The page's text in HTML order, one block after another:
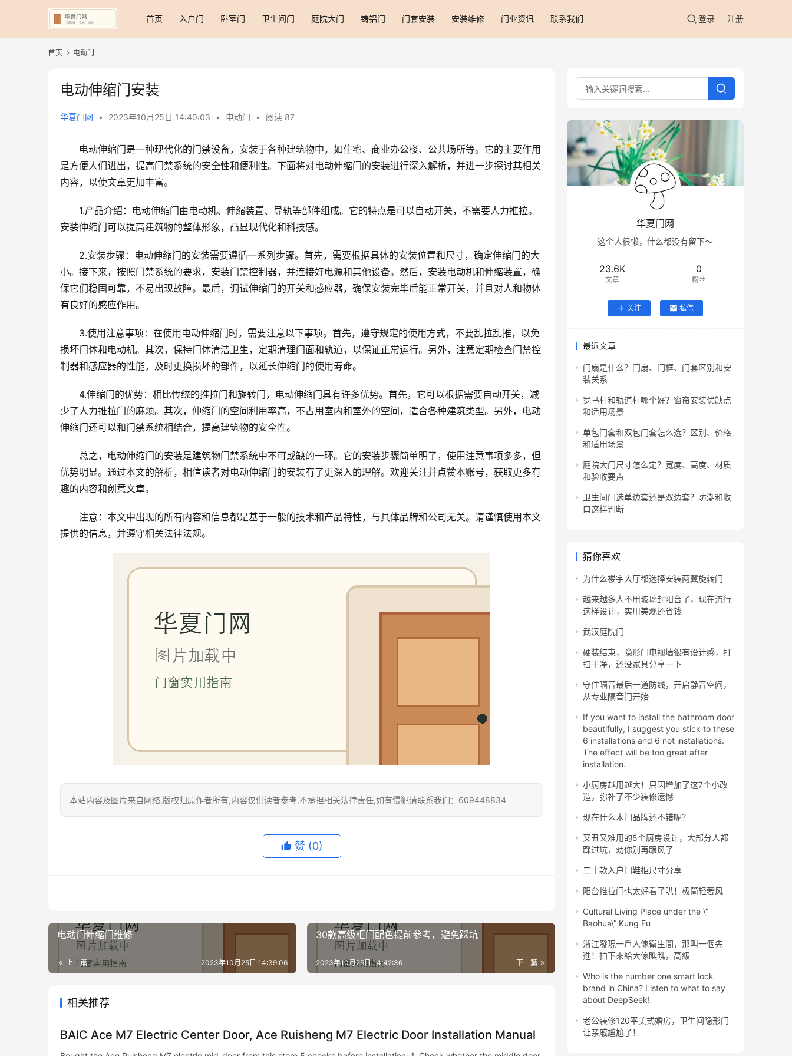
首页 入户门 卧室门 卫生间门 庭院大门 铸铝门 门套安装 安装维修 门业资讯 联系我们 登录 注册
首页 电动门
电动伸缩门安装
华夏门网 • 2023年10月25日 14:40:03 • 电动门 • 阅读 87
电动伸缩门是一种现代化的门禁设备，安装于各种建筑物中，如住宅、商业办公楼、公共场所等。它的主要作用
是方便人们进出，提高门禁系统的安全性和便利性。下面将对电动伸缩门的安装进行深入解析，并进一步探讨其相关
内容，以使文章更加丰富。
1.产品介绍：电动伸缩门由电动机、伸缩装置、导轨等部件组成。它的特点是可以自动开关，不需要人力推拉。
安装伸缩门可以提高建筑物的整体形象，凸显现代化和科技感。
2.安装步骤：电动伸缩门的安装需要遵循一系列步骤。首先，需要根据具体的安装位置和尺寸，确定伸缩门的大
小。接下来，按照门禁系统的要求，安装门禁控制器，并连接好电源和其他设备。然后，安装电动机和伸缩装置，确
保它们稳固可靠，不易出现故障。最后，调试伸缩门的开关和感应器，确保安装完毕后能正常开关，并且对人和物体
有良好的感应作用。
3.使用注意事项：在使用电动伸缩门时，需要注意以下事项。首先，遵守规定的使用方式，不要乱拉乱推，以免
损坏门体和电动机。其次，保持门体清洁卫生，定期清理门面和轨道，以保证正常运行。另外，注意定期检查门禁控
制器和感应器的性能，及时更换损坏的部件，以延长伸缩门的使用寿命。
4.伸缩门的优势：相比传统的推拉门和旋转门，电动伸缩门具有许多优势。首先，它可以根据需要自动开关，减
少了人力推拉门的麻烦。其次，伸缩门的空间利用率高，不占用室内和室外的空间，适合各种建筑类型。另外，电动
伸缩门还可以和门禁系统相结合，提高建筑物的安全性。
总之，电动伸缩门的安装是建筑物门禁系统中不可或缺的一环。它的安装步骤简单明了，使用注意事项多多，但
优势明显。通过本文的解析，相信读者对电动伸缩门的安装有了更深入的理解。欢迎关注并点赞本账号，获取更多有
趣的内容和创意文章。
注意：本文中出现的所有内容和信息都是基于一般的技术和产品特性，与具体品牌和公司无关。请谨慎使用本文
提供的信息，并遵守相关法律法规。
本站内容及图片来自网络,版权归原作者所有,内容仅供读者参考,不承担相关法律责任,如有侵犯请联系我们：609448834
赞 (0)
电动门伸缩门维修
上一篇 2023年10月25日 14:39:06
30款高级柜门配色提前参考，避免踩坑
下一篇
2023年10月25日 14:42:36
相关推荐
BAIC Ace M7 Electric Center Door, Ace Ruisheng M7 Electric Door Installation Manual
华夏门网
这个人很懒，什么都没有留下～
23.6K
文章
0
粉丝
关注 私信
最近文章
门扇是什么？门扇、门框、门套区别和安
装关系
罗马杆和轨道杆哪个好？窗帘安装优缺点
和适用场景
单包门套和双包门套怎么选？区别、价格
和适用场景
庭院大门尺寸怎么定？宽度、高度、材质
和验收要点
卫生间门选单边套还是双边套？防潮和收
口这样判断
猜你喜欢
为什么楼宇大厅都选择安装两翼旋转门
越来越多人不用玻璃封阳台了，现在流行
这样设计，实用美观还省钱
武汉庭院门
硬装结束，隐形门电视墙很有设计感，打
扫干净，还没家具分享一下
守住隔音最后一道防线，开启静音空间，
从专业隔音门开始
If you want to install the bathroom door
beautifully, I suggest you stick to these
6 installations and 6 not installations.
The effect will be too great after
installation.
小厨房越用越大！只因增加了这7个小改
造，弥补了不少装修遗憾
现在什么木门品牌还不错呢？
又丑又难用的5个厨房设计，大部分人都
踩过坑，劝你别再跟风了
二十款入户门鞋柜尺寸分享
阳台推拉门也太好看了叭！极简轻奢风
Cultural Living Place under the \”
Baohua\” Kung Fu
浙江發現一戶人傢衛生間，那叫一個先
進！拍下來給大傢瞧瞧，高級
Who is the number one smart lock
brand in China? Listen to what to say
about DeepSeek!
老公装修120平美式婚房，卫生间隐形门
让亲戚尴尬了！